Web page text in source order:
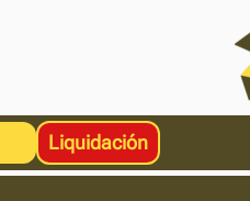
Liquidación